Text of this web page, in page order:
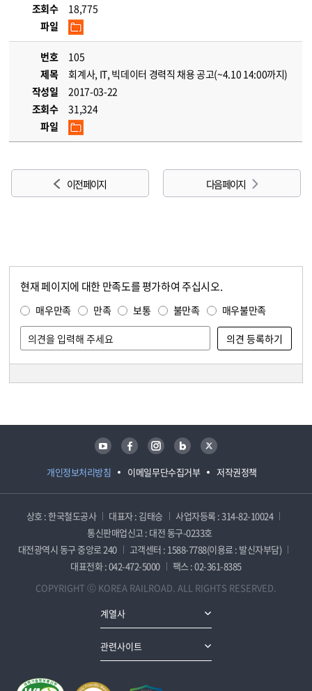
조회수
18,775
파일
번호
105
제목
회계사, IT, 빅데이터 경력직 채용 공고(~4.10 14:00까지)
작성일
2017-03-22
조회수
31,324
파일
이전 페이지 다음 페이지
현재 페이지에 대한 만족도를 평가하여 주십시오.
매우만족 만족 보통 불만족 매우불만족
개인정보처리방침 이메일무단수집거부 저작권정책
유튜브 페이스북 인스타그램 블로그 트위터
상호 : 한국철도공사 대표자 : 김태승
사업자등록 : 314-82-10024
통신판매업신고 : 대전 동구-0233호
대전광역시 동구 중앙로 240
고객센터 : 1588-7788(이용료 : 발신자부담)
대표전화 : 042-472-5000
팩스 : 02-361-8385
COPYRIGHT ⓒ KOREA RAILROAD. ALL RIGHTS RESERVED.
계열사
관련사이트